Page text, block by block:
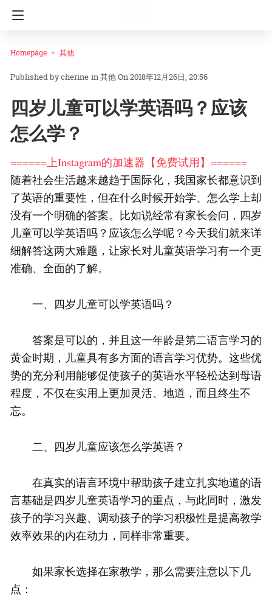
Homepage 其他
cherine in其他On 2018年12月26日, 20:56
四岁儿童可以学英语吗？应该
怎么学？
======上Instagram的加速器【免费试用】======
随着社会生活越来越趋于国际化，我国家长都意识到
了英语的重要性，但在什么时候开始学、怎么学上却
没有一个明确的答案。比如说经常有家长会问，四岁
儿童可以学英语吗？应该怎么学呢？今天我们就来详
细解答这两大难题，让家长对儿童英语学习有一个更
准确、全面的了解。
一、四岁儿童可以学英语吗？
答案是可以的，并且这一年龄是第二语言学习的
黄金时期，儿童具有多方面的语言学习优势。这些优
势的充分利用能够促使孩子的英语水平轻松达到母语
程度，不仅在实用上更加灵活、地道，而且终生不
忘。
二、四岁儿童应该怎么学英语？
在真实的语言环境中帮助孩子建立扎实地道的语
言基础是四岁儿童英语学习的重点，与此同时，激发
孩子的学习兴趣、调动孩子的学习积极性是提高教学
效率效果的内在动力，同样非常重要。
如果家长选择在家教学，那么需要注意以下几
点：